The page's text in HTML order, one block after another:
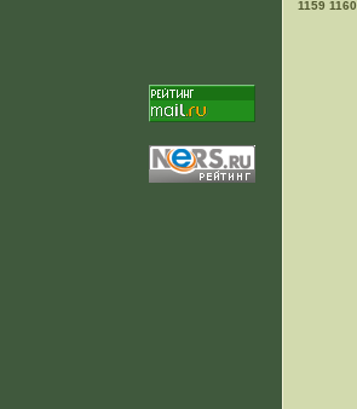
1159 1160